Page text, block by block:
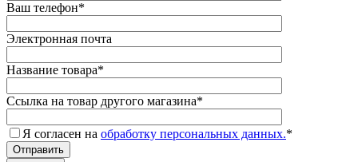
Ваш телефон*
Электронная почта
Название товара*
Ссылка на товар другого магазина*
Я согласен на обработку персональных данных.*